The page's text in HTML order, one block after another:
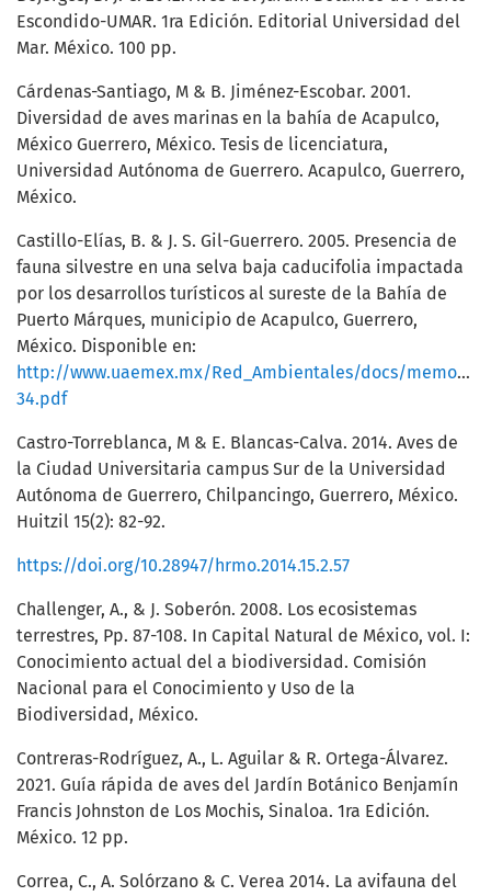
Escondido-UMAR. 1ra Edición. Editorial Universidad del
Mar. México. 100 pp.
Cárdenas-Santiago, M & B. Jiménez-Escobar. 2001.
Diversidad de aves marinas en la bahía de Acapulco,
México Guerrero, México. Tesis de licenciatura,
Universidad Autónoma de Guerrero. Acapulco, Guerrero,
México.
Castillo-Elías, B. & J. S. Gil-Guerrero. 2005. Presencia de
fauna silvestre en una selva baja caducifolia impactada
por los desarrollos turísticos al sureste de la Bahía de
Puerto Márques, municipio de Acapulco, Guerrero,
México. Disponible en:
http://www.uaemex.mx/Red_Ambientales/docs/
34.pdf
Castro-Torreblanca, M & E. Blancas-Calva. 2014. Aves de
la Ciudad Universitaria campus Sur de la Universidad
Autónoma de Guerrero, Chilpancingo, Guerrero, México.
Huitzil 15(2): 82-92.
https://doi.org/10.28947/hrmo.2014.15.2.57
Challenger, A., & J. Soberón. 2008. Los ecosistemas
terrestres, Pp. 87-108. In Capital Natural de México, vol. I:
Conocimiento actual del a biodiversidad. Comisión
Nacional para el Conocimiento y Uso de la
Biodiversidad, México.
Contreras-Rodríguez, A., L. Aguilar & R. Ortega-Álvarez.
2021. Guía rápida de aves del Jardín Botánico Benjamín
Francis Johnston de Los Mochis, Sinaloa. 1ra Edición.
México. 12 pp.
Correa, C., A. Solórzano & C. Verea 2014. La avifauna del